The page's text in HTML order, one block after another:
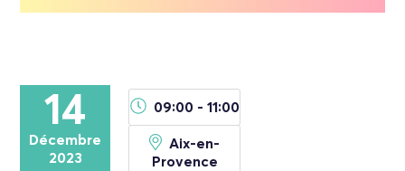
14
Décembre
2023
09:00 - 11:00
Aix-en-
Provence